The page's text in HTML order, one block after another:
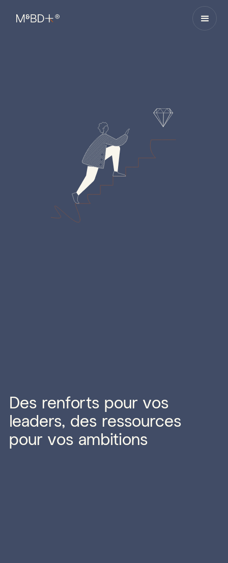
Des renforts pour vos
leaders, des ressources
pour vos ambitions